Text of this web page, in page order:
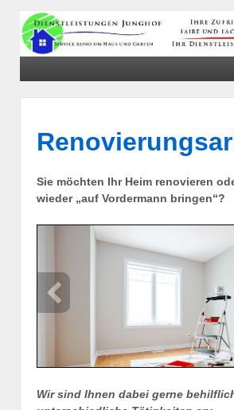
SKIP
TO
CONTENT
Sie möchten Ihr Heim renovieren
wieder „auf Vordermann bringen“?
Wir sind Ihnen dabei gerne